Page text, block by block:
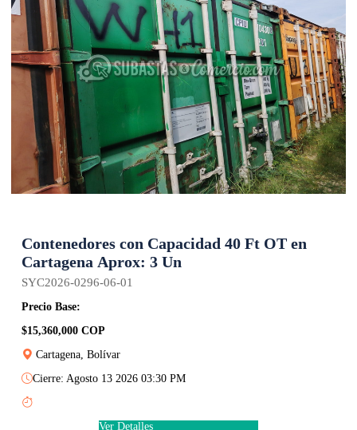
Contenedores con Capacidad 40 Ft OT en
Cartagena Aprox: 3 Un
SYC2026-0296-06-01
Precio Base:
$15,360,000 COP
Cartagena, Bolívar
Cierre: Agosto 13 2026 03:30 PM
Ver Detalles